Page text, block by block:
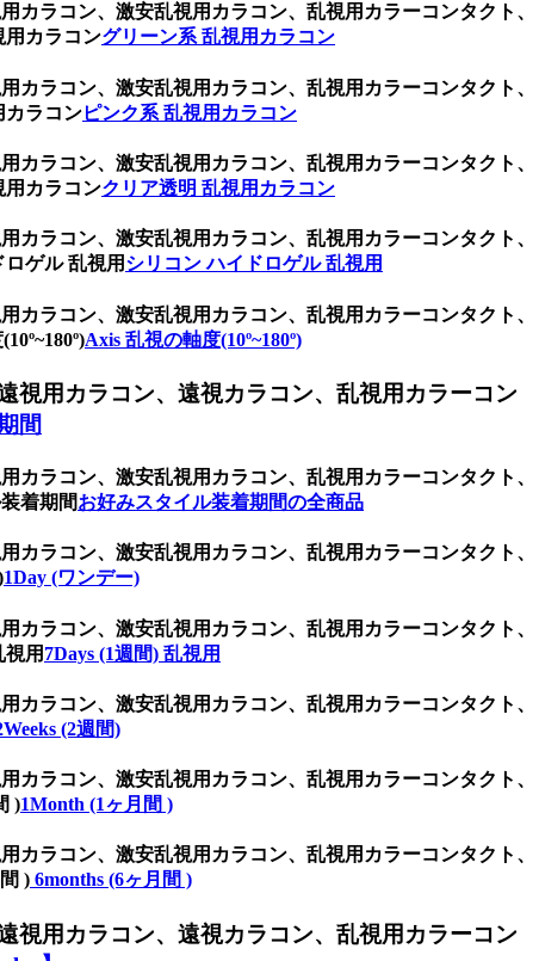
ラコン、激安乱視用カラコン、乱視用カラーコンタクト、
用カラコングリーン系 乱視用カラコン
ラコン、激安乱視用カラコン、乱視用カラーコンタクト、
カラコンピンク系 乱視用カラコン
ラコン、激安乱視用カラコン、乱視用カラーコンタクト、
用カラコンクリア透明 乱視用カラコン
ラコン、激安乱視用カラコン、乱視用カラーコンタクト、
ゲル 乱視用 シリコン ハイドロゲル 乱視用
ラコン、激安乱視用カラコン、乱視用カラーコンタクト、
Axis 乱視の軸度(10º~180º)
視用カラコン、遠視カラコン、乱視用カラーコン
間
ラコン、激安乱視用カラコン、乱視用カラーコンタクト、
着期間お好みスタイル装着期間の全商品
ラコン、激安乱視用カラコン、乱視用カラーコンタクト、
1Day (ワンデー)
ラコン、激安乱視用カラコン、乱視用カラーコンタクト、
用 7Days (1週間) 乱視用
ラコン、激安乱視用カラコン、乱視用カラーコンタクト、
(2週間)
ラコン、激安乱視用カラコン、乱視用カラーコンタクト、
)1Month (1ヶ月間 )
ラコン、激安乱視用カラコン、乱視用カラーコンタクト、
) 6months (6ヶ月間 )
視用カラコン、遠視カラコン、乱視用カラーコン